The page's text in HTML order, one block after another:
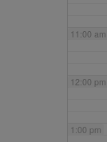
11:00 am
12:00 pm
1:00 pm